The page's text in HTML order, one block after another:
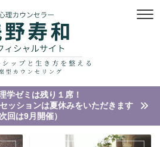
学ゼミは残り１席！
ッションは夏休みをいただきます
次回は9月開催）